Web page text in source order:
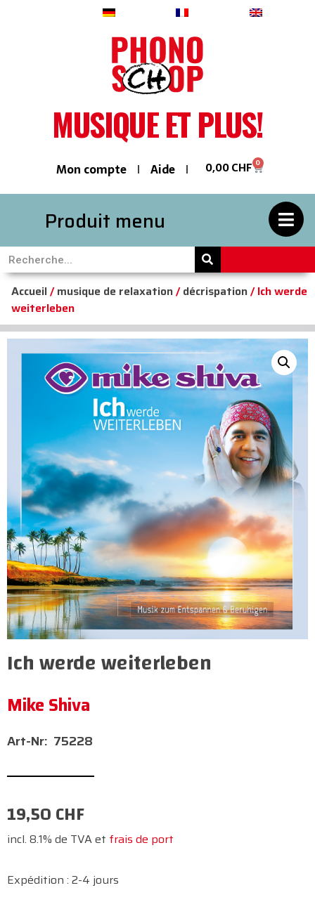
MUSIQUE ET PLUS!
Mon compte Aide 0,00CHF 0
Produit menu
Accueil/musique de relaxation/décrispation/ Ich werde
weiterleben
Ich werde weiterleben
Mike Shiva
75228
19,50CHF
incl. 8.1% de TVA et frais de port
Expédition : 2-4 jours